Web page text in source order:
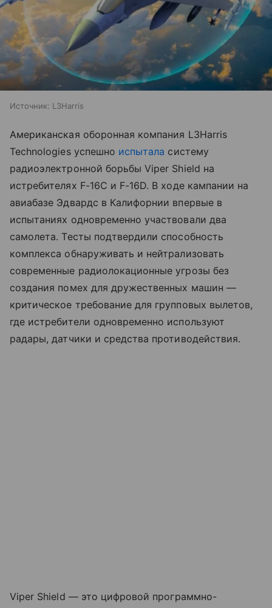
Источник: L3Harris
Американская оборонная компания L3Harris
Technologies успешно испытала систему
радиоэлектронной борьбы Viper Shield на
истребителях F-16C и F-16D. В ходе кампании на
авиабазе Эдвардс в Калифорнии впервые в
испытаниях одновременно участвовали два
самолета. Тесты подтвердили способность
комплекса обнаруживать и нейтрализовать
современные радиолокационные угрозы без
создания помех для дружественных машин —
критическое требование для групповых вылетов,
где истребители одновременно используют
радары, датчики и средства противодействия.
Viper Shield — это цифровой программно-